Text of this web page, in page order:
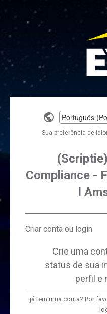
Select
a
language
Sua preferência de
Compliance -
I
Criar conta ou login
Crie uma
status de sua
perfil e
já tem uma conta? Por